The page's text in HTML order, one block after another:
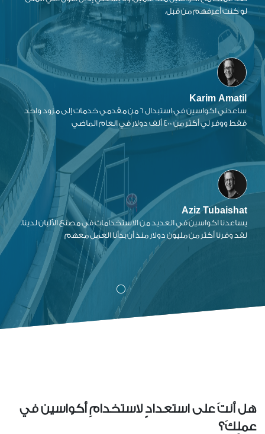
لو كنت أعرفهم من قبل.
Karim Amatil
ساعدني اكواسين في استبدال 6 من مقدمي خدمات إلى مزود واحد
فقط ووفر لي أكثر من 400 ألف دولار في العام الماضي
Aziz Tubaishat
يساعدنا اكواسين في العديد من الاستخدامات في مصنع الألبان لدينا.
لقد وفرنا أكثر من مليون دولار منذ أن بدأنا العمل معهم
هل أنتَ على استعدادٍ لاستخدامِ أكواسين في
عملِكَ؟